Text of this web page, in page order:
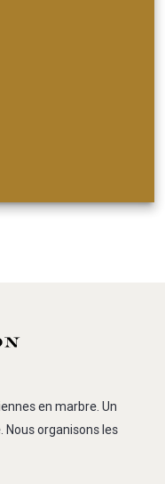
en marbre. Un
organisons les